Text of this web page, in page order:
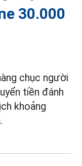
30.000
chục người
tiền đánh
khoảng